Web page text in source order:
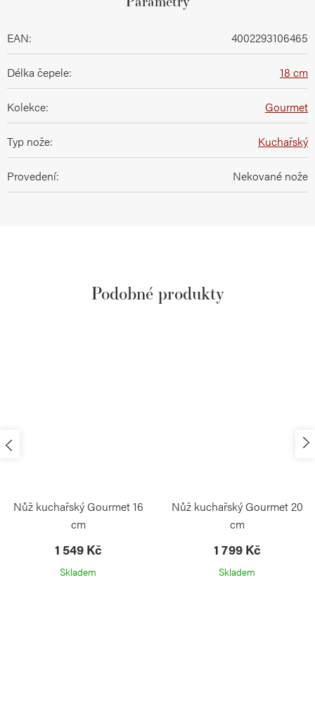
EAN: 4002293106465
Délka čepele: 18 cm
Kolekce: Gourmet
Typ nože: Kuchařský
Provedení: Nekované nože
Nůž kuchařský Gourmet 16
cm
1 549 Kč
Skladem
Nůž kuchařský Gourmet 20
cm
1 799 Kč
Skladem